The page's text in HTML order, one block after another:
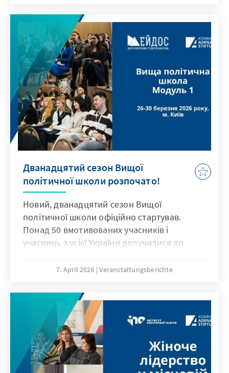
Центральноєвропейської стратегії (ICES)
успішно проводить уже шостий рік поспіль.
Партнерами форуму виступили
Представництво ФКА в Україні,
Європейський Союз та Міжнародний фонд
«Відродження».
Дванадцятий сезон Вищої
політичної школи розпочато!
Новий, дванадцятий сезон Вищої
політичної школи офіційно стартував.
Понад 50 вмотивованих учасників і
учасниць з усієї України долучилися до
та професійний розвиток у сфері політики.
7. April 2026 Veranstaltungsberichte